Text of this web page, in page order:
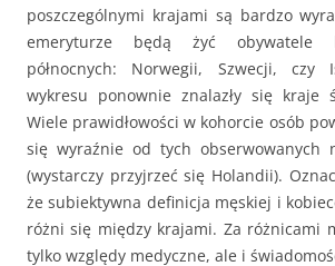
poszczególnymi krajami są bardzo
emeryturze będą żyć obywatele
północnych: Norwegii, Szwecji,
wykresu ponownie znalazły się kraje
Wiele prawidłowości w kohorcie osób
się wyraźnie od tych obserwowanych
(wystarczy przyjrzeć się Holandii).
że subiektywna definicja męskiej i
różni się między krajami. Za różnicami
tylko względy medyczne, ale i